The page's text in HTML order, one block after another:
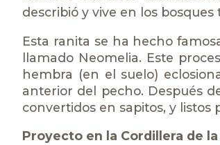
describió y vive en los
Esta ranita se ha hecho
llamado Neomelia. Este
hembra (en el suelo)
anterior del pecho. Después
convertidos en sapitos, y listos
Proyecto en la Cordillera de la